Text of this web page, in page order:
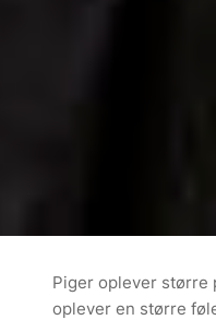
Piger oplever større
oplever en større